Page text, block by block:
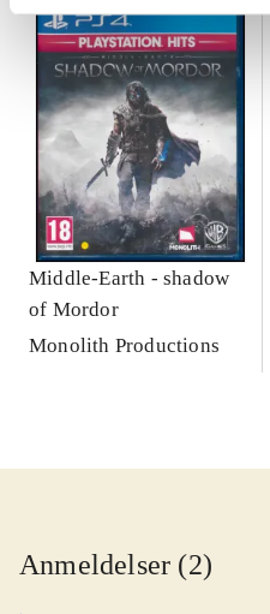
Middle-Earth - shadow
of Mordor
Monolith Productions
Anmeldelser (2)